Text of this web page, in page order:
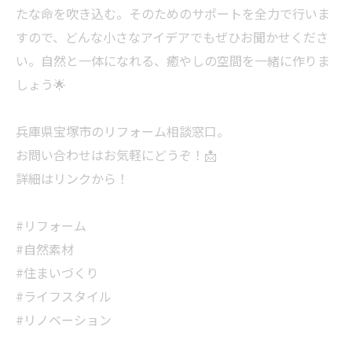
たな命を吹き込む。そのためのサポートを全力で行いま
すので、どんな小さなアイデアでもぜひお聞かせくださ
い。自然と一体になれる、癒やしの空間を一緒に作りま
しょう🌟
兵庫県宝塚市のリフォーム相談窓口。
お問い合わせはお気軽にどうぞ！📩
詳細はリンクから！
#リフォーム
#自然素材
#住まいづくり
#ライフスタイル
#リノベーション